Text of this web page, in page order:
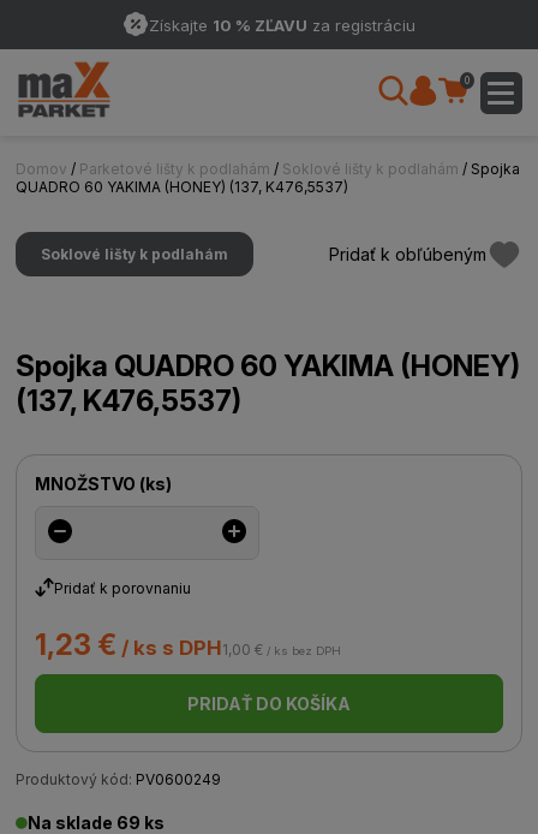
Získajte 10 % ZĽAVU za registráciu
0
Domov / Parketové lišty k podlahám / Soklové lišty k podlahám / Spojka
QUADRO 60 YAKIMA (HONEY) (137, K476,5537)
Soklové lišty k podlahám Pridať k obľúbeným
Spojka QUADRO 60 YAKIMA (HONEY)
(137, K476,5537)
MNOŽSTVO (ks)
Pridať k porovnaniu
1,23 € / ks s DPH1,00 € / ks bez DPH
PRIDAŤ DO KOŠÍKA
Produktový kód: PV0600249
Na sklade 69 ks